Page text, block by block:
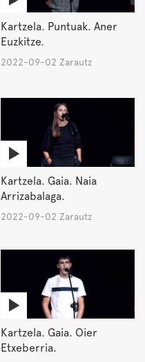
Kartzela. Puntuak. Aner
Euzkitze.
2022-09-02 Zarautz
Kartzela. Gaia. Naia
Arrizabalaga.
2022-09-02 Zarautz
Kartzela. Gaia. Oier
Etxeberria.